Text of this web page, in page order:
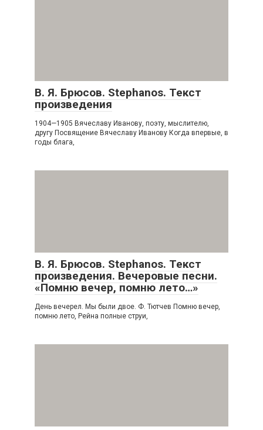
В. Я. Брюсов. Stephanos. Текст
произведения
1904—1905 Вячеславу Иванову, поэту, мыслителю,
другу Посвящение Вячеславу Иванову Когда впервые, в
годы блага,
В. Я. Брюсов. Stephanos. Текст
произведения. Вечеровые песни.
«Помню вечер, помню лето…»
День вечерел. Мы были двое. Ф. Тютчев Помню вечер,
помню лето, Рейна полные струи,